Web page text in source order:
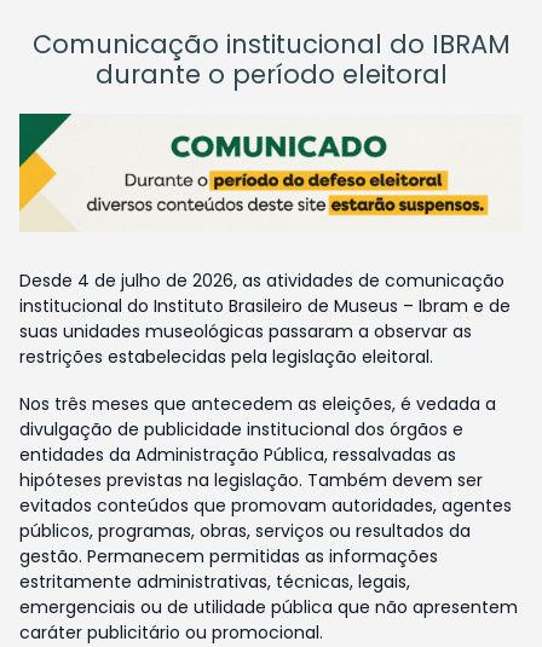
Comunicação institucional do IBRAM
durante o período eleitoral
Desde 4 de julho de 2026, as atividades de comunicação
institucional do Instituto Brasileiro de Museus – Ibram e de
suas unidades museológicas passaram a observar as
restrições estabelecidas pela legislação eleitoral.
Nos três meses que antecedem as eleições, é vedada a
divulgação de publicidade institucional dos órgãos e
entidades da Administração Pública, ressalvadas as
hipóteses previstas na legislação. Também devem ser
evitados conteúdos que promovam autoridades, agentes
públicos, programas, obras, serviços ou resultados da
gestão. Permanecem permitidas as informações
estritamente administrativas, técnicas, legais,
emergenciais ou de utilidade pública que não apresentem
caráter publicitário ou promocional.